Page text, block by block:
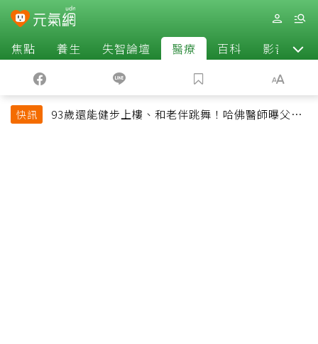
焦點 養生 失智論壇 醫療 百科 影音
快訊
93歲還能健步上樓、和老伴跳舞！哈佛醫師曝父親